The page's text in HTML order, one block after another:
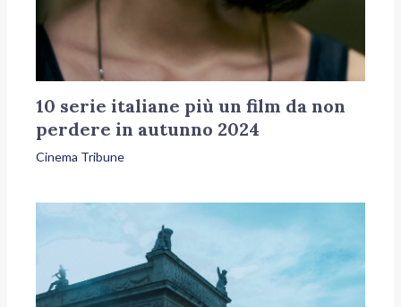
10 serie italiane più un film da non
perdere in autunno 2024
Cinema Tribune